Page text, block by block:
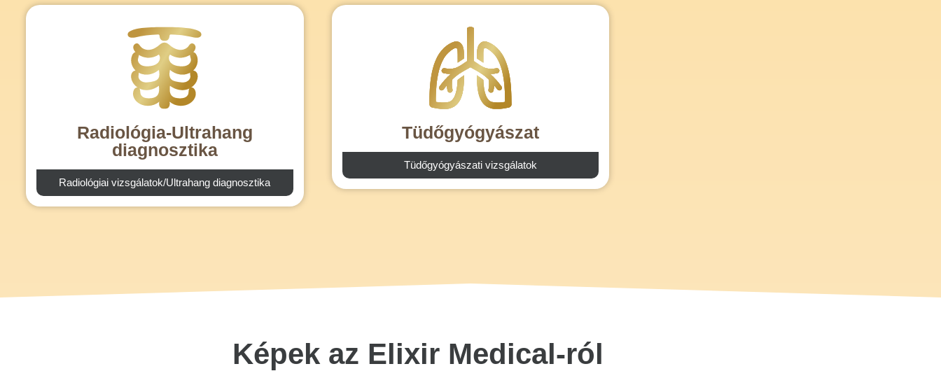
Radiológia-Ultrahang
diagnosztika
Radiológiai vizsgálatok/Ultrahang diagnosztika
Tüdőgyógyászat
Tüdőgyógyászati vizsgálatok
Képek az Elixir Medical-ról